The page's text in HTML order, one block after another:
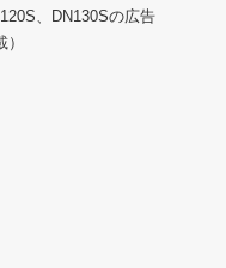
、DN130Sの広告